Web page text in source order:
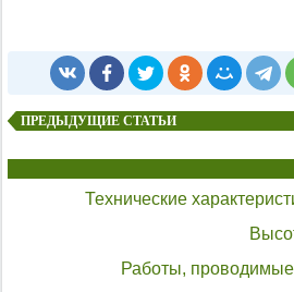
ПРЕДЫДУЩИЕ СТАТЬИ
Технические
Работы,